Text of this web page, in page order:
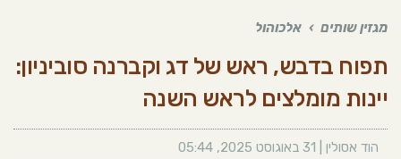
מגזין שותים › אלכוהול
תפוח בדבש, ראש של דג וקברנה סוביניון:
יינות מומלצים לראש השנה
הוד אסולין 31 באוגוסט 2025 ,
05:44